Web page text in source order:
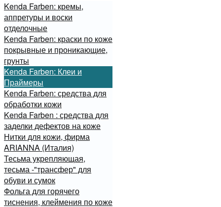
Kenda Farben: кремы,
аппретуры и воски
отделочные
Kenda Farben: краски по коже
покрывные и проникающие,
грунты
Kenda Farben: Клеи и
Праймеры
Kenda Farben: средства для
обработки кожи
Kenda Farben : средства для
заделки дефектов на коже
Нитки для кожи, фирма
ARIANNA (Италия)
Тесьма укрепляющая,
тесьма -"трансфер" для
обуви и сумок
Фольга для горячего
тиснения, клеймения по коже